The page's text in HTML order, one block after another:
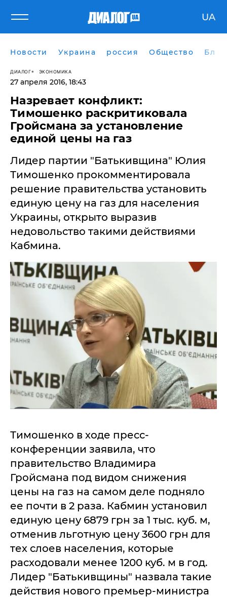
UA
Новости Украина россия Общество
ДИАЛОГ ЭКОНОМИКА
27 апреля 2016, 18:43
Назревает конфликт:
Тимошенко раскритиковала
Гройсмана за установление
единой цены на газ
Лидер партии "Батькивщина" Юлия
Тимошенко прокомментировала
решение правительства установить
единую цену на газ для населения
Украины, открыто выразив
недовольство такими действиями
Кабмина.
Тимошенко в ходе пресс-
конференции заявила, что
правительство Владимира
Гройсмана под видом снижения
цены на газ на самом деле подняло
ее почти в 2 раза. Кабмин установил
единую цену 6879 грн за 1 тыс. куб. м,
отменив льготную цену 3600 грн для
тех слоев населения, которые
расходовали менее 1200 куб. м в год.
Лидер "Батькивщины" назвала такие
действия нового премьер-министра